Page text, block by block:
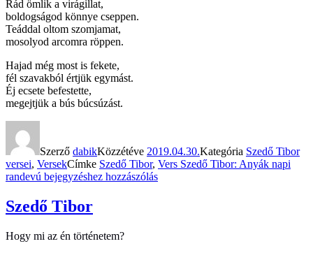
Rád ömlik a virágillat,
boldogságod könnye cseppen.
Teáddal oltom szomjamat,
mosolyod arcomra röppen.
Hajad még most is fekete,
fél szavakból értjük egymást.
Éj ecsete befestette,
megejtjük a bús búcsúzást.
Szerző dabikKözzétéve 2019.04.30.Kategória Szedő Tibor
versei, VersekCímke Szedő Tibor, Vers Szedő Tibor: Anyák napi
randevú bejegyzéshez hozzászólás
Szedő Tibor
Hogy mi az én történetem?